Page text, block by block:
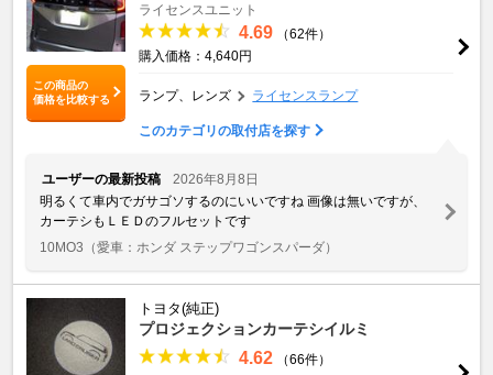
この商品の
価格を比較する
ライセンスユニット
4.69
（62件）
購入価格：4,640円
ランプ、レンズ ライセンスランプ
このカテゴリの取付店を探す
ユーザーの最新投稿
2026年8月8日
明るくて車内でガサゴソするのにいいですね 画像は無いですが、
カーテシもＬＥＤのフルセットです
10MO3 （愛車：ホンダ ステップワゴンスパーダ）
トヨタ(純正)
プロジェクションカーテシイルミ
4.62 （66件）